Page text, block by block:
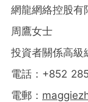
網龍網絡控股有
周鷹女士
投資者關係高級
電話：+852
電郵：